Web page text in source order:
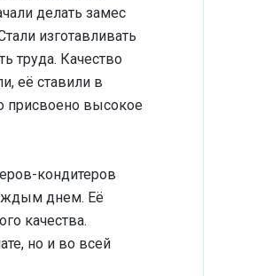
делать замес
изготавливать
труда. Качество
её ставили в
присвоено высокое
кондитеров
днем. Её
качества.
но и во всей